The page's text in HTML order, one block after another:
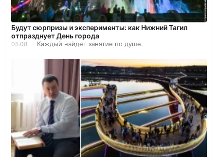
Будут сюрпризы и эксперименты: как Нижний Тагил
отпразднует День города
05.08 Каждый найдет занятие по душе.